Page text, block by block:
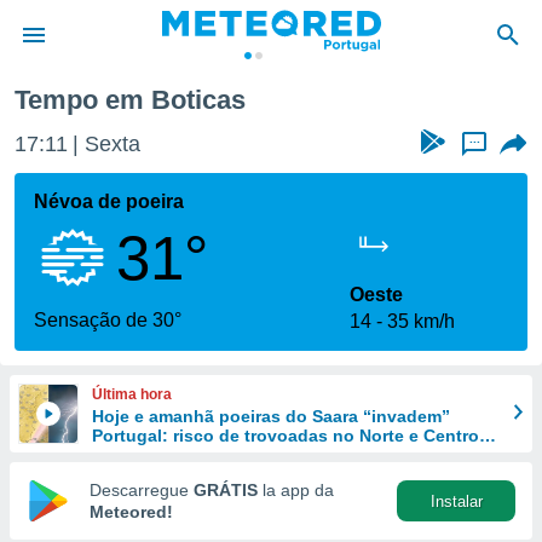
da
foi
fornecidas
a este
das
e
forma
digital
Tempo em Boticas
17:11 Sexta ...
Névoa de poeira
31°
Sensação de 30°
Oeste
14
35 km/h
Última hora
Hoje e amanhã poeiras do Saara “invadem”
Portugal: risco de trovoadas no Norte e Centro
Descarregue GRÁTIS la app da
Meteored!
Instalar